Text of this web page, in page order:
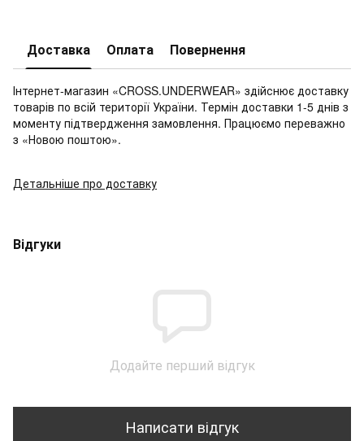
Доставка Оплата Повернення
Інтернет-магазин «CROSS.UNDERWEAR» здійснює доставку
товарів по всій території України. Термін доставки 1-5 днів з
моменту підтвердження замовлення. Працюємо переважно
з «Новою поштою».
Детальніше про доставку
Відгуки
Додайте перший відгук
Написати відгук